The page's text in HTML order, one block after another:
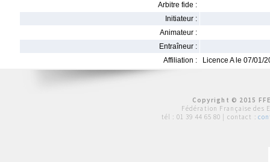
Arbitre fide :
Initiateur :
Animateur :
Entraîneur :
Affiliation :
Licence A le 07/01/
Copyright © 2015
Fédération Française des
tél : 01 39 44 65 80 | contact :